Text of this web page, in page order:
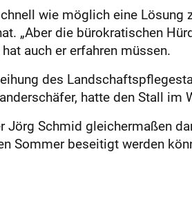
wie möglich eine
„Aber die bürokratischen
auch er erfahren müssen.
des
hatte den Stall im
Schmid gleichermaßen
Sommer beseitigt werden